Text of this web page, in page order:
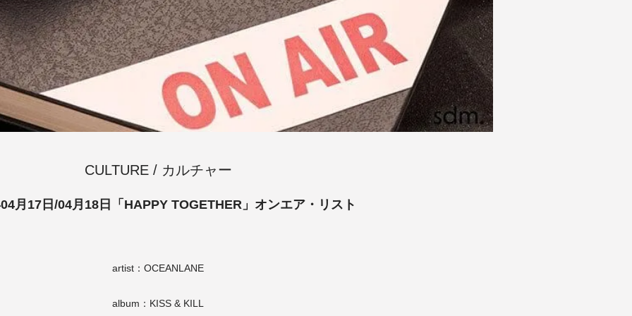
CULTURE / カルチャー
月17日/04月18日「HAPPY TOGETHER」オンエア・リスト
artist：OCEANLANE
album：KISS & KILL